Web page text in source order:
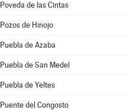
Poveda de las Cintas
Pozos de Hinojo
Puebla de Azaba
Puebla de San Medel
Puebla de Yeltes
Puente del Congosto